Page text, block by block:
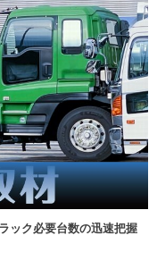
ック必要台数の迅速把握